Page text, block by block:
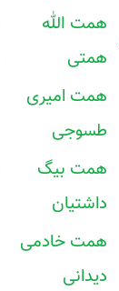
همت الله
همتی
همت امیری
طسوجی
همت بیگ
داشتیان
همت خادمی
دیدانی